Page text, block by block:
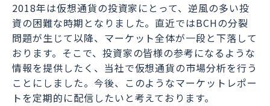
2018年は仮想通貨の投資家にとって、逆風の多い投
資の困難な時期となりました。直近ではBCHの分裂
問題が生じて以降、マーケット全体が一段と下落して
おります。そこで、投資家の皆様の参考になるような
情報を提供したく、当社で仮想通貨の市場分析を行う
ことにしました。今後、このようなマーケットレポー
トを定期的に配信したいと考えております。